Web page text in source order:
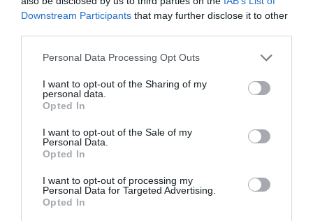
Downstream Participants that may further disclose it to other
Please note that this website/app uses one or more Google
not limited to your visit or usage behaviour. You may click to
grant or deny consent to Google and its third-party tags to
use your data for below specified purposes in below Google
consent section.
Personal Data Processing Opt Outs
I want to opt-out of the Sharing of my
personal data.
Opted In
I want to opt-out of the Sale of my
Personal Data.
Opted In
I want to opt-out of processing my
Personal Data for Targeted Advertising.
Opted In
százalékos valószínűséggel az egész évben
folytatódni fog a Csendes-óceánon. Az Atlanti-
óceán középső és szubtrópusi vizeinek
hőmérséklete emelkedni kezdett. Remélhetőleg
lezárhatjuk a száraz időszakot ősszel vagy télen, és
mezőgazdaság